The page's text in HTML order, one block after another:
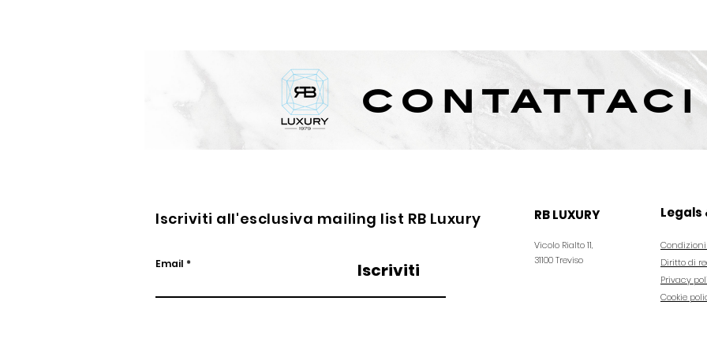
contattaci
Iscriviti all'esclusiva mailing list RB Luxury
Email Iscriviti
RB LUXURY
Vicolo Rialto 11,
31100 Treviso
Legals
Diritto di
Privacy
Cookie